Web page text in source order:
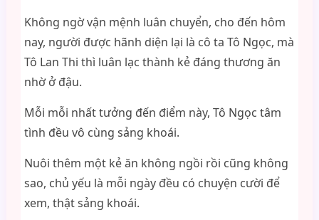
Không ngờ vận mệnh luân chuyển, cho đến hôm
nay, người được hãnh diện lại là cô ta Tô Ngọc, mà
Tô Lan Thi thì luân lạc thành kẻ đáng thương ăn
nhờ ở đậu.
Mỗi mỗi nhất tưởng đến điểm này, Tô Ngọc tâm
tình đều vô cùng sảng khoái.
Nuôi thêm một kẻ ăn không ngồi rồi cũng không
sao, chủ yếu là mỗi ngày đều có chuyện cười để
xem, thật sảng khoái.